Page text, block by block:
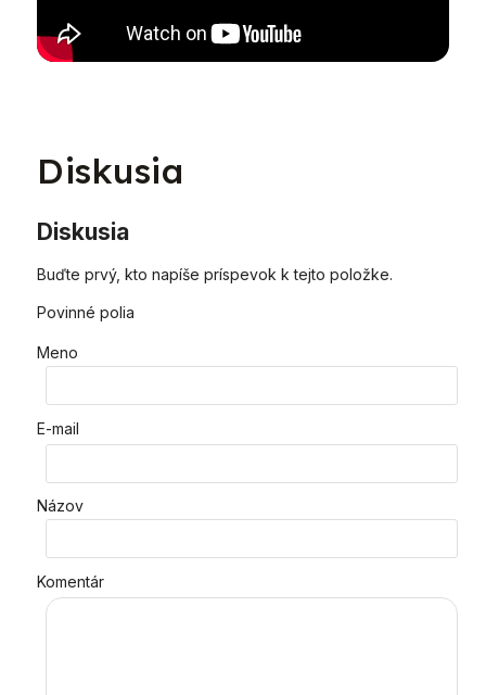
Diskusia
Diskusia
Buďte prvý, kto napíše príspevok k tejto položke.
Povinné polia
Meno
E-mail
Názov
Komentár